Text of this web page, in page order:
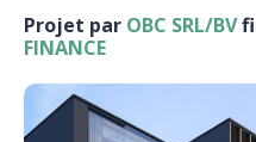
Projet par OBC SRL/BV
FINANCE